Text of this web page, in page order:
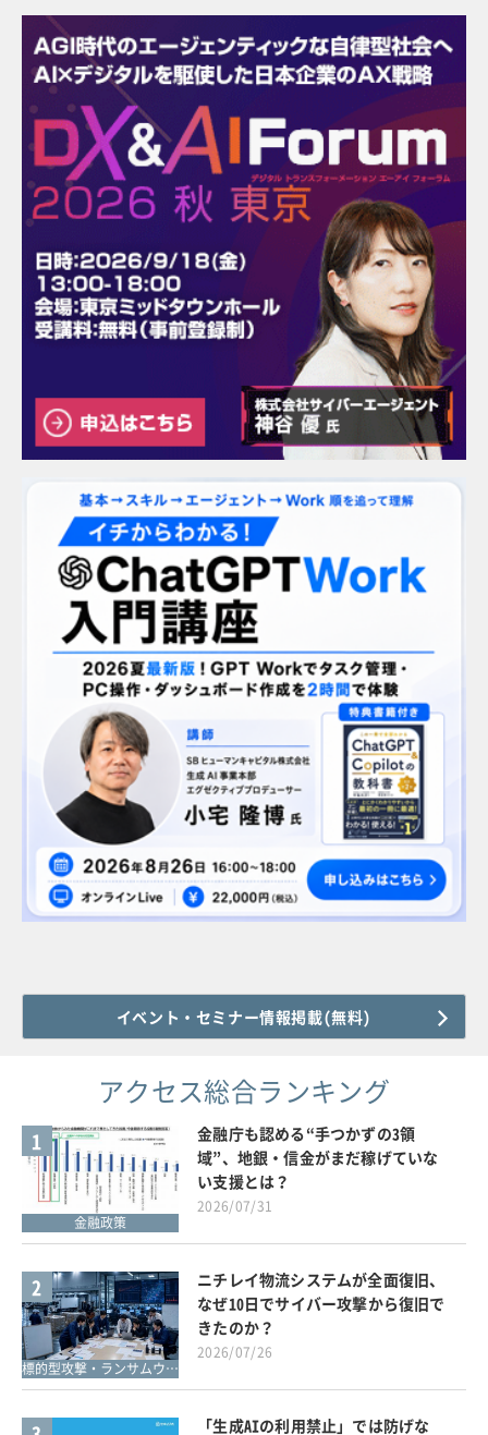
イベント・セミナー情報掲載(無料)
アクセス総合ランキング
1
金融政策
金融庁も認める“手つかずの3領
域”、地銀・信金がまだ稼げていな
い支援とは？
2026/07/31
2
標的型攻撃・ランサムウェア対策
ニチレイ物流システムが全面復旧、
なぜ10日でサイバー攻撃から復旧で
きたのか？
2026/07/26
「生成AIの利用禁止」では防げな